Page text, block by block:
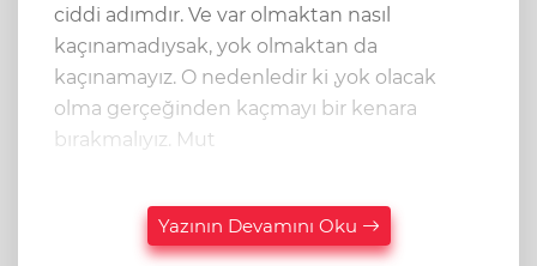
ciddi adımdır. Ve var olmaktan nasıl
kaçınamadıysak, yok olmaktan da
kaçınamayız. O nedenledir ki ,yok olacak
olma gerçeğinden kaçmayı bir kenara
bırakmalıyız. Mut
Yazının Devamını Oku